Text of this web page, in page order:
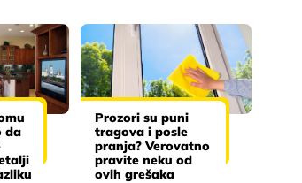
da
Prozori su puni
tragova i posle
pranja? Verovatno
pravite neku od
ovih grešaka